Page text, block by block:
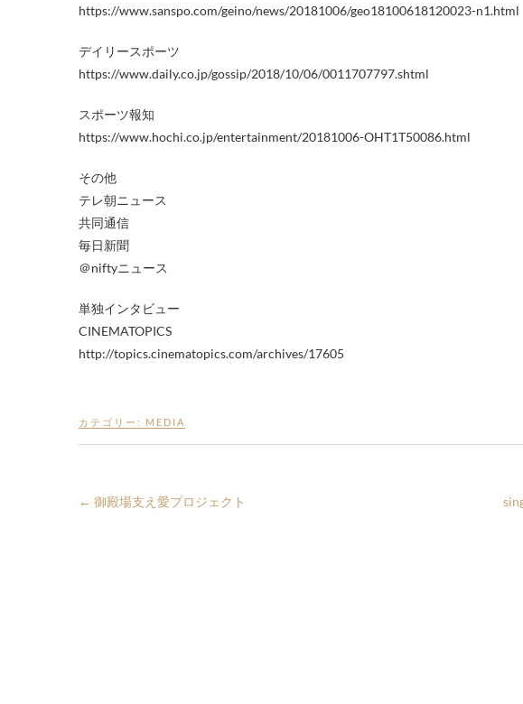
https://www.sanspo.com/geino/news/20181006/geo18100618120023-n1.html
デイリースポーツ
https://www.daily.co.jp/gossip/2018/10/06/0011707797.shtml
スポーツ報知
https://www.hochi.co.jp/entertainment/20181006-OHT1T50086.html
その他
テレ朝ニュース
共同通信
毎日新聞
＠niftyニュース
単独インタビュー
CINEMATOPICS
http://topics.cinematopics.com/archives/17605
カテゴリー: MEDIA
← 御殿場支え愛プロジェクト